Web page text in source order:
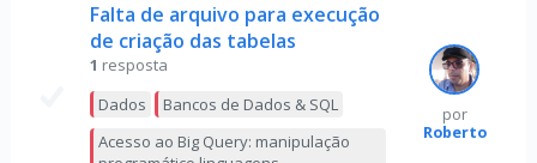
Falta de arquivo para execução
de criação das tabelas
1 resposta
Dados
Bancos de Dados & SQL
Acesso ao Big Query: manipulação
por
Roberto